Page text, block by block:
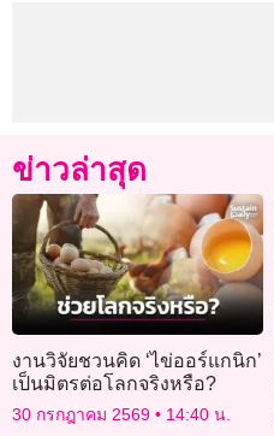
ข่าวล่าสุด
งานวิจัยชวนคิด ‘ไข่ออร์แกนิก’
เป็นมิตรต่อโลกจริงหรือ?
30 กรกฎาคม 2569 14:40 น.